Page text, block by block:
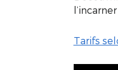
Tarifs